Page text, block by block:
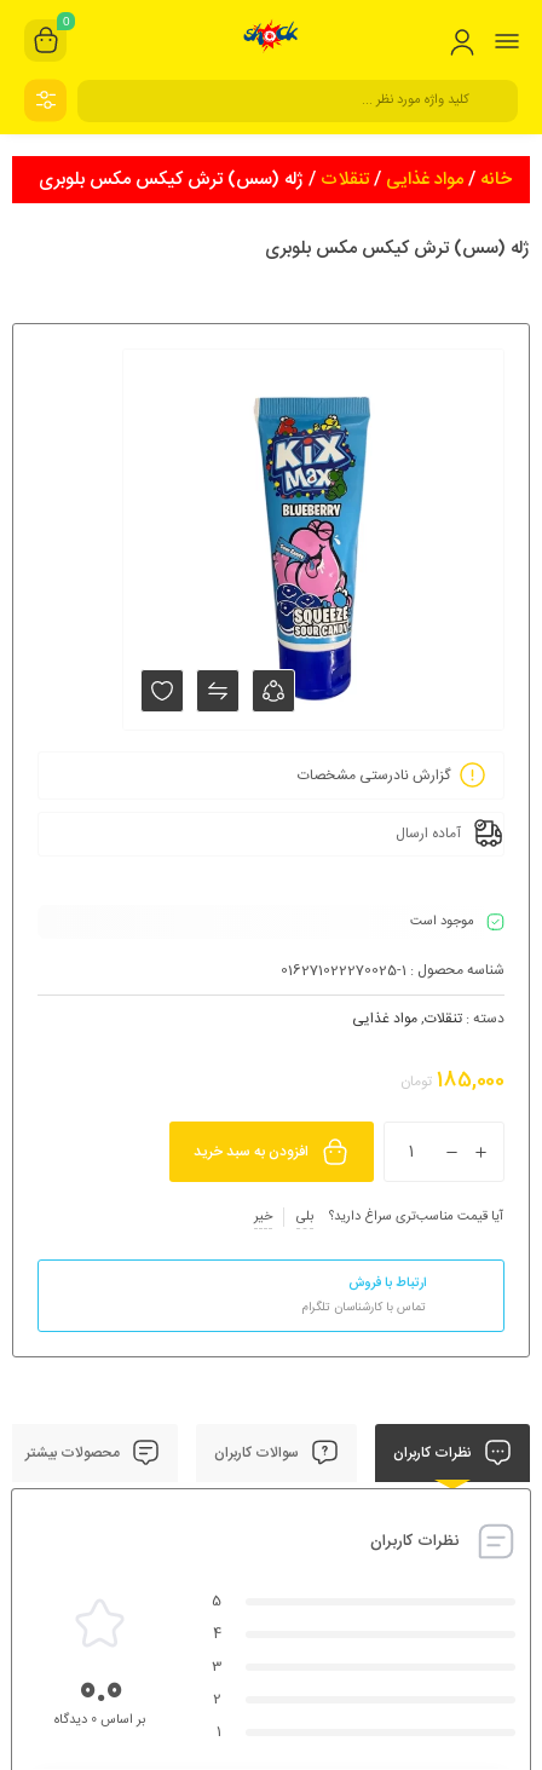
0
خانه /مواد غذایی /تنقلات / ژله (سس) ترش کیکس مکس بلوبری
ژله (سس) ترش کیکس مکس بلوبری
گزارش نادرستی مشخصات
آماده ارسال
موجود است
شناسه محصول : 016271022270025-1
دسته : تنقلات,مواد غذایی
185,000 تومان
افزودن به سبد خرید
آیا قیمت مناسب‌تری سراغ دارید؟ بلی خیر
ارتباط با فروش
تماس با کارشناسان تلگرام
نظرات کاربران سوالات کاربران محصولات بیشتر
نظرات کاربران
5
4
3
2
1
0.0بر اساس 0 دیدگاه